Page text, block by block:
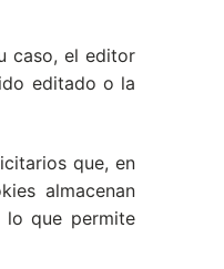
caso, el editor
editado o la
que, en
almacenan
lo que permite